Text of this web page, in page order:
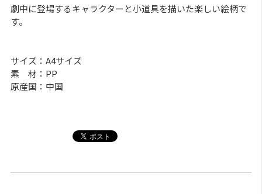
劇中に登場するキャラクターと小道具を描いた楽しい絵柄で
す。
サイズ：A4サイズ
素 材：PP
原産国：中国